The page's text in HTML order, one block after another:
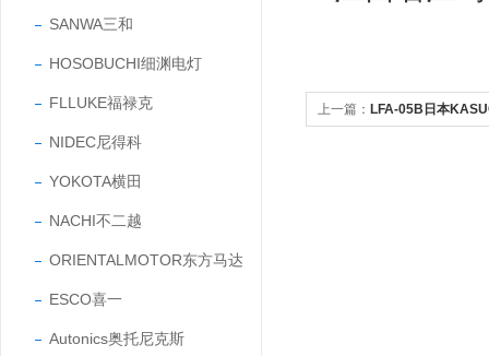
SANWA三和
HOSOBUCHI细渊电灯
FLLUKE福禄克
NIDEC尼得科
YOKOTA横田
NACHI不二越
ORIENTALMOTOR东方马达
ESCO喜一
Autonics奥托尼克斯
上一篇： LFA-05B日本